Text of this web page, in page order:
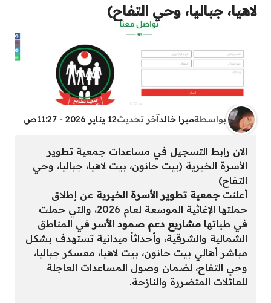
لاهيا، جباليا، وحي التفاح)
بواسطةميرا خالد آخر تحديث12 يناير 2026 - 11:27ص
الان رابط التسجيل في مساعدات جمعية تطوير
الأسرة الخيرية (بيت حانون، بيت لاهيا، جباليا، وحي
التفاح)
أعلنت جمعية تطوير الأسرة الخيرية عن إطلاق
حملتها الإغاثية الموسعة لعام 2026، والتي حملت
في طياتها مشاريع دعم صمود الأسر في المناطق
الشمالية والشرقية، وأحداثاً ميدانية تستهدف بشكل
مباشر أهالي بيت حانون، بيت لاهيا، معسكر جباليا،
وحي التفاح، لضمان وصول المساعدات العاجلة
للعائلات المتضررة والنازحة.